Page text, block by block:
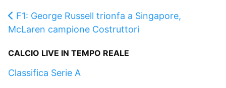
F1: George Russell trionfa a Singapore,
McLaren campione Costruttori
CALCIO LIVE IN TEMPO REALE
Classifica Serie A